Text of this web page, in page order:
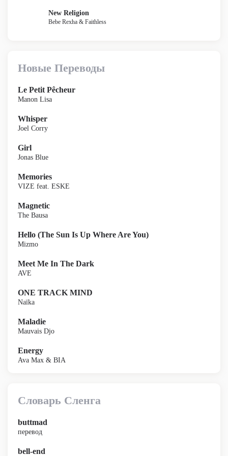
New Religion
Bebe Rexha & Faithless
Новые Переводы
Le Petit Pêcheur
Manon Lisa
Whisper
Joel Corry
Girl
Jonas Blue
Memories
VIZE feat. ESKE
Magnetic
The Bausa
Hello (The Sun Is Up Where Are You)
Mizmo
Meet Me In The Dark
AVE
ONE TRACK MIND
Naïka
Maladie
Mauvais Djo
Energy
Ava Max & BIA
Словарь Сленга
buttmad
перевод
bell-end